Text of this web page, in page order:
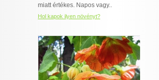
miatt értékes. Napos vagy..
Hol kapok ilyen növényt?